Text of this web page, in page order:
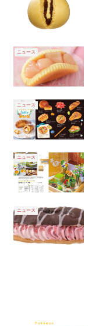
ニュース
ニュース
ニュース
ニュース